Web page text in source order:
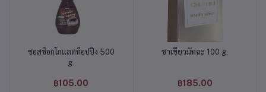
หยิบใส่ตะกร้า
ซอสช็อกโกแลตท็อปปิ้ง 500
g.
฿105.00
หยิบใส่ตะกร้า
ชาเขียวมัทฉะ 100 g.
฿185.00